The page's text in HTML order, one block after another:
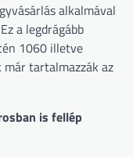
alkalmával
a legdrágább
1060 illetve
már tartalmazzák az
is fellép